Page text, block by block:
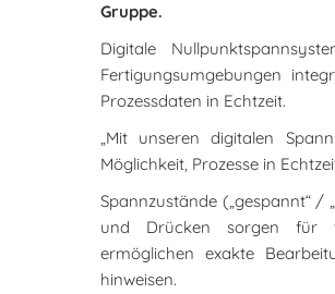
Gruppe.
Digitale
Fertigungsumgebungen
Prozessdaten in Echtzeit.
„Mit unseren digitalen
Möglichkeit, Prozesse in
Spannzustände („gespannt“ /
und Drücken sorgen für
ermöglichen exakte
hinweisen.